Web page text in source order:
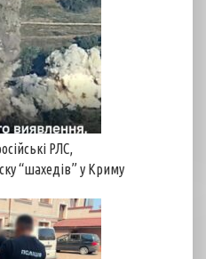
РЛС,
“шахедів” у Криму